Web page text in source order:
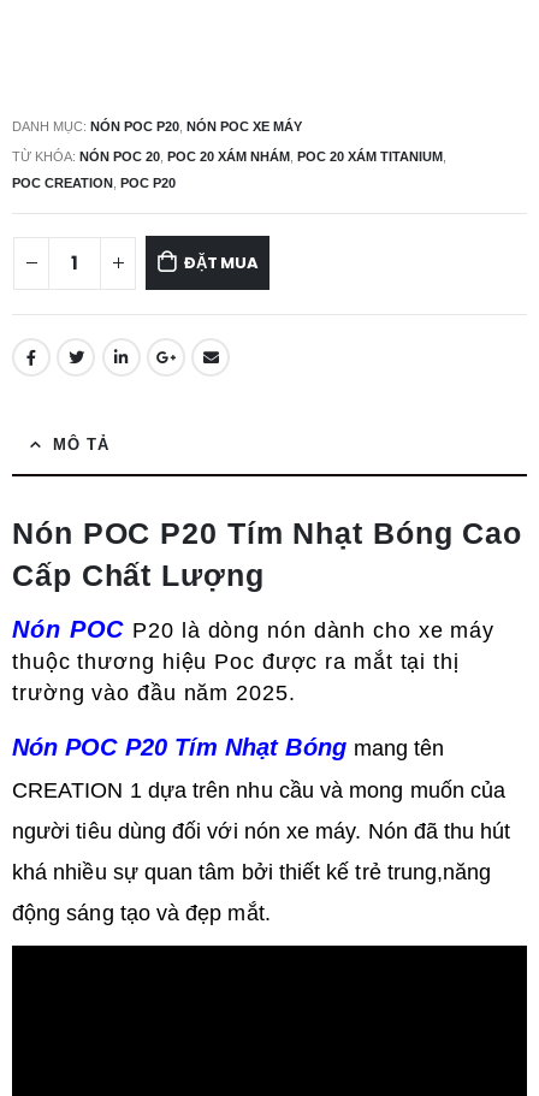
DANH MỤC: NÓN POC P20 NÓN POC XE MÁY
TỪ KHÓA: NÓN POC 20 POC 20 XÁM NHÁM POC 20 XÁM TITANIUM
POC CREATION
POC P20
ĐẶT MUA
MÔ TẢ
Nón POC P20 Tím Nhạt Bóng Cao
Cấp Chất Lượng
Nón POC P20 là dòng nón dành cho xe máy
thuộc thương hiệu Poc được ra mắt tại thị
trường vào đầu năm 2025.
Nón POC P20 TímNhạt Bóng mang tên
CREATION 1 dựa trên nhu cầu và mong muốn của
người tiêu dùng đối với nón xe máy. Nón đã thu hút
khá nhiều sự quan tâm bởi thiết kế trẻ trung,năng
động sáng tạo và đẹp mắt.